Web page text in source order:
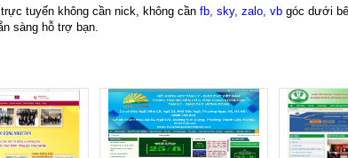
tuyến không cần nick, không cần fb, sky, zalo, vb góc dưới
sàng hỗ trợ bạn.